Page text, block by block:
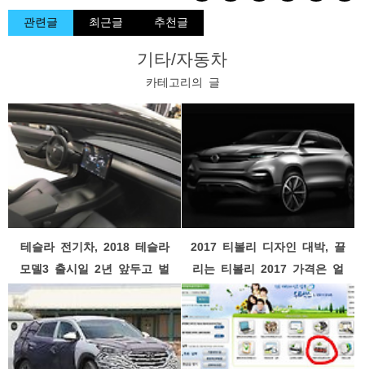
관련글 최근글 추천글
기타/자동차
카테고리의 글
테슬라 전기차, 2018 테슬라
모델3 출시일 2년 앞두고 벌
써부터 후끈
2017 티볼리 디자인 대박, 끌
리는 티볼리 2017 가격은 얼
마일까?